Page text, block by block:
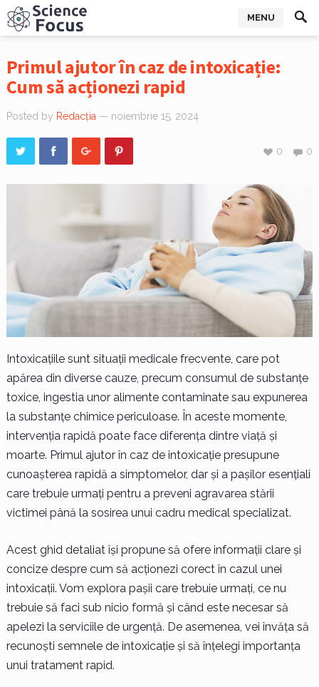
MENU
Primul ajutor în caz de intoxicație:
Cum să acționezi rapid
Posted by Redacția — noiembrie 15, 2024
0
0
Intoxicațiile sunt situații medicale frecvente, care pot
apărea din diverse cauze, precum consumul de substanțe
toxice, ingestia unor alimente contaminate sau expunerea
la substanțe chimice periculoase. În aceste momente,
intervenția rapidă poate face diferența dintre viață și
moarte. Primul ajutor în caz de intoxicație presupune
cunoașterea rapidă a simptomelor, dar și a pașilor esențiali
care trebuie urmați pentru a preveni agravarea stării
victimei până la sosirea unui cadru medical specializat.
Acest ghid detaliat își propune să ofere informații clare și
concize despre cum să acționezi corect în cazul unei
intoxicații. Vom explora pașii care trebuie urmați, ce nu
trebuie să faci sub nicio formă și când este necesar să
apelezi la serviciile de urgență. De asemenea, vei învăța să
recunoști semnele de intoxicație și să înțelegi importanța
unui tratament rapid.